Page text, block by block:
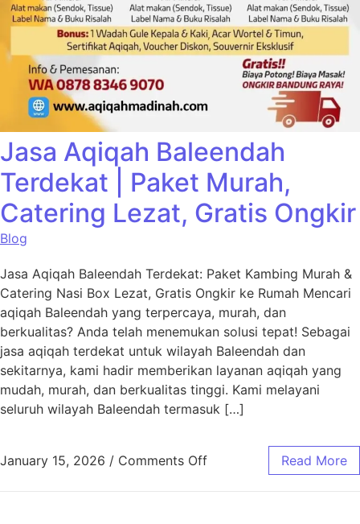
Jasa Aqiqah Baleendah
Terdekat | Paket Murah,
Catering Lezat, Gratis Ongkir
Blog
Jasa Aqiqah Baleendah Terdekat: Paket Kambing Murah &
Catering Nasi Box Lezat, Gratis Ongkir ke Rumah Mencari
aqiqah Baleendah yang terpercaya, murah, dan
berkualitas? Anda telah menemukan solusi tepat! Sebagai
jasa aqiqah terdekat untuk wilayah Baleendah dan
sekitarnya, kami hadir memberikan layanan aqiqah yang
mudah, murah, dan berkualitas tinggi. Kami melayani
seluruh wilayah Baleendah termasuk […]
January 15, 2026 / Comments Off Read More